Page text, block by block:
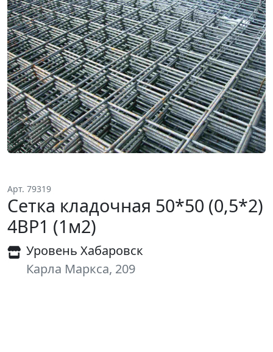
Арт. 79319
Сетка кладочная 50*50 (0,5*2)
4ВР1 (1м2)
Уровень Хабаровск
Карла Маркса, 209